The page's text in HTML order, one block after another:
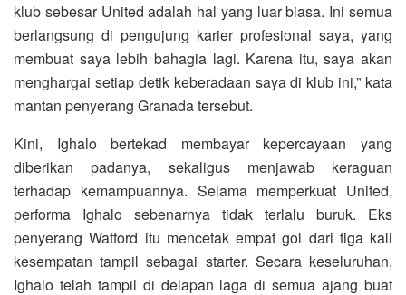
klub sebesar United adalah hal yang luar biasa. Ini semua
berlangsung di pengujung karier profesional saya, yang
membuat saya lebih bahagia lagi. Karena itu, saya akan
menghargai setiap detik keberadaan saya di klub ini,” kata
mantan penyerang Granada tersebut.
Kini, Ighalo bertekad membayar kepercayaan yang
diberikan padanya, sekaligus menjawab keraguan
terhadap kemampuannya. Selama memperkuat United,
performa Ighalo sebenarnya tidak terlalu buruk. Eks
penyerang Watford itu mencetak empat gol dari tiga kali
kesempatan tampil sebagai starter. Secara keseluruhan,
Ighalo telah tampil di delapan laga di semua ajang buat